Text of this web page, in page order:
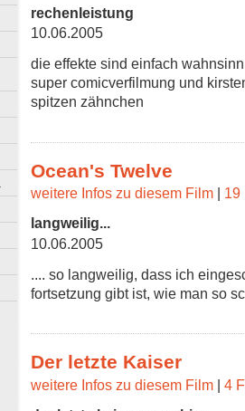
rechenleistung
10.06.2005
die effekte sind einfach
super comicverfilmung und
spitzen zähnchen
Ocean's Twelve
weitere Infos zu diesem Film | 19
langweilig...
10.06.2005
.... so langweilig, dass ich
fortsetzung gibt ist, wie man so
Der letzte Kaiser
weitere Infos zu diesem Film | 4